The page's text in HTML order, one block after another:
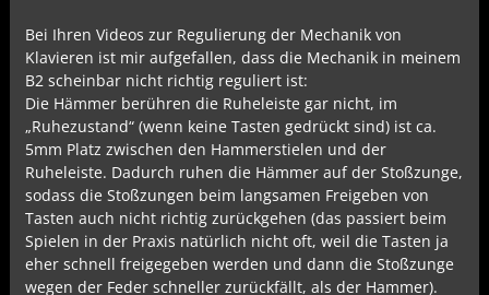
Bei Ihren Videos zur Regulierung der Mechanik von
Klavieren ist mir aufgefallen, dass die Mechanik in meinem
B2 scheinbar nicht richtig reguliert ist:
Die Hämmer berühren die Ruheleiste gar nicht, im
„Ruhezustand“ (wenn keine Tasten gedrückt sind) ist ca.
5mm Platz zwischen den Hammerstielen und der
Ruheleiste. Dadurch ruhen die Hämmer auf der Stoßzunge,
sodass die Stoßzungen beim langsamen Freigeben von
Tasten auch nicht richtig zurückgehen (das passiert beim
Spielen in der Praxis natürlich nicht oft, weil die Tasten ja
eher schnell freigegeben werden und dann die Stoßzunge
wegen der Feder schneller zurückfällt, als der Hammer).